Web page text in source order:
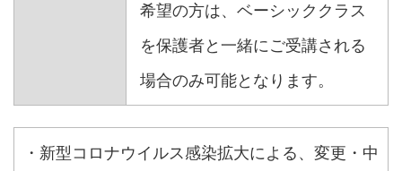
希望の方は、ベーシッククラス
を保護者と一緒にご受講される
場合のみ可能となります。
・新型コロナウイルス感染拡大による、変更・中